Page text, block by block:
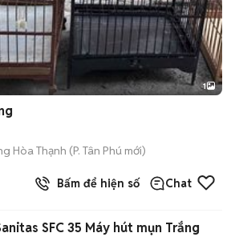
1
Hòa Thạnh (P. Tân Phú mới)
Bấm để hiện số Chat
SFC 35 Máy hút mụn Trắng